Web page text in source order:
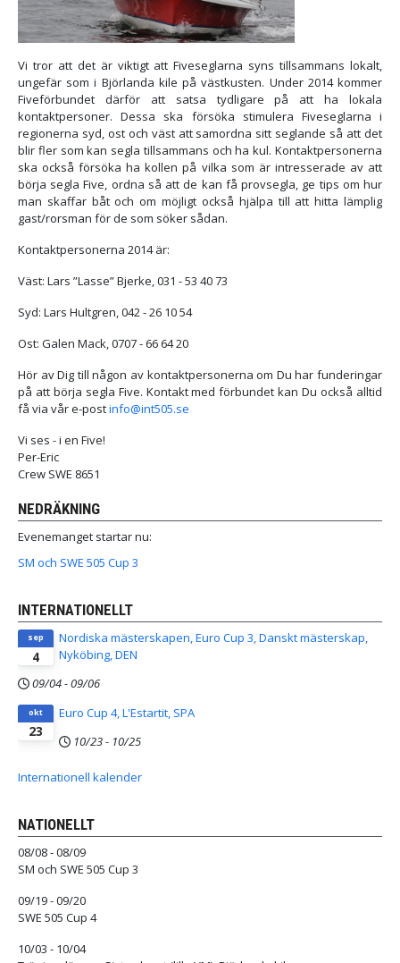
Vi tror att det är viktigt att Fiveseglarna syns tillsammans lokalt,
ungefär som i Björlanda kile på västkusten. Under 2014 kommer
Fiveförbundet därför att satsa tydligare på att ha lokala
kontaktpersoner. Dessa ska försöka stimulera Fiveseglarna i
regionerna syd, ost och väst att samordna sitt seglande så att det
blir fler som kan segla tillsammans och ha kul. Kontaktpersonerna
ska också försöka ha kollen på vilka som är intresserade av att
börja segla Five, ordna så att de kan få provsegla, ge tips om hur
man skaffar båt och om möjligt också hjälpa till att hitta lämplig
gast/rorsman för de som söker sådan.
Kontaktpersonerna 2014 är:
Väst: Lars ”Lasse” Bjerke, 031 - 53 40 73
Syd: Lars Hultgren, 042 - 26 10 54
Ost: Galen Mack, 0707 - 66 64 20
Hör av Dig till någon av kontaktpersonerna om Du har funderingar
på att börja segla Five. Kontakt med förbundet kan Du också alltid
få via vår e-postinfo@int505.se
Vi ses - i en Five!
Per-Eric
Crew SWE 8651
NEDRÄKNING
Evenemanget startar nu:
SM och SWE 505 Cup 3
INTERNATIONELLT
4
sep
Nordiska mästerskapen, Euro Cup 3, Danskt mästerskap,
Nyköbing, DEN
09/04-09/06
23
okt
Euro Cup 4, L'Estartit, SPA
10/23- 10/25
Internationell kalender
NATIONELLT
08/08 - 08/09
SM och SWE 505 Cup 3
09/19 - 09/20
SWE 505 Cup 4
10/03 - 10/04